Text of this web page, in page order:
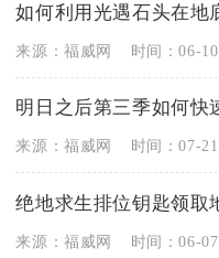
如何利用光遇石头在地
来源：福威网 时间：06-10
明日之后第三季如何快
来源：福威网 时间：07-21
绝地求生排位钥匙领取
来源：福威网 时间：06-07